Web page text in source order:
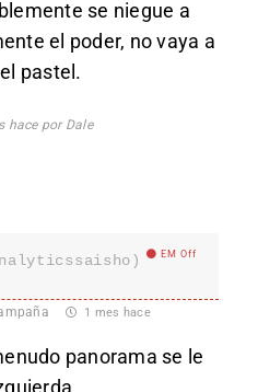
se niegue a
el poder, no vaya a
pastel.
hace por Dale
EM Off
1 mes hace
panorama se le